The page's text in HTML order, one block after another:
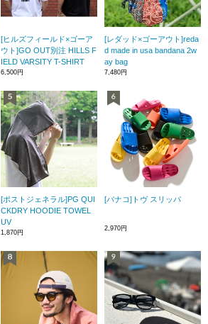
[ヒルズフィールド×ゴーア
ウト]GO OUT別注 HILLS F
IELD VARSITY T-SHIRT
6,500円
[レダッド×ゴーアウト]reda
d made in usa bandana 2w
ay bag
7,480円
[ポストジェネラル]PG QUI
CKDRY HOODIE TOWEL
UV
1,870円
[バナコ]トヴ スリッパ
2,970円